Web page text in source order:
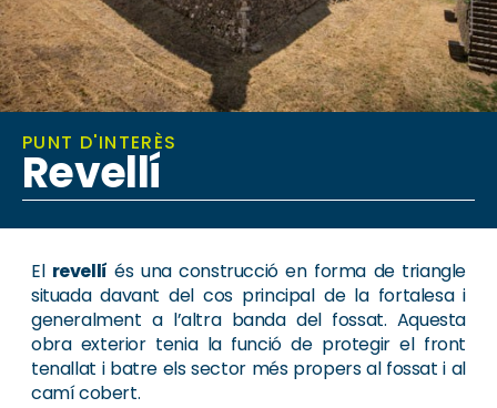
PUNT D'INTERÈS
Revellí
El revellí és una construcció en forma de triangle
situada davant del cos principal de la fortalesa i
generalment a l’altra banda del fossat. Aquesta
obra exterior tenia la funció de protegir el front
tenallat i batre els sector més propers al fossat i al
camí cobert.